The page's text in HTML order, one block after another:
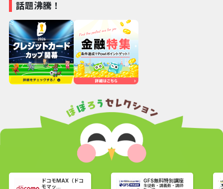
話題沸騰！
ドコモMAX（ドコ
モマッ...
GFS無料特別講座
生徒数・講義数・講師